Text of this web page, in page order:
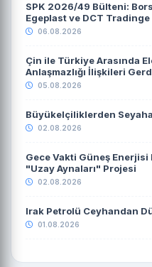
SPK 2026/49 Bülteni:
Egeplast ve DCT Tradinge
06.08.2026
Çin ile Türkiye Arasında
Anlaşmazlığı İlişkileri
05.08.2026
Büyükelçiliklerden
02.08.2026
Gece Vakti Güneş Enerjisi
"Uzay Aynaları" Projesi
02.08.2026
Irak Petrolü Ceyhandan
01.08.2026